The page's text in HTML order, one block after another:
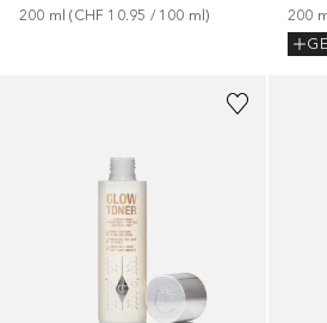
200 ml (CHF 10.95 / 100 ml) 200